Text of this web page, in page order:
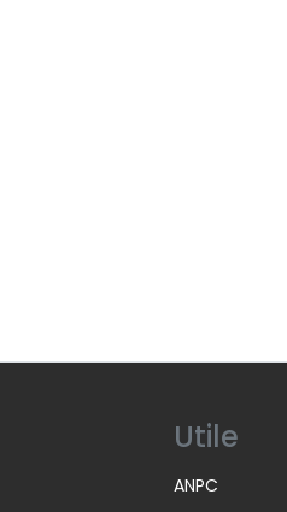
Utile
ANPC